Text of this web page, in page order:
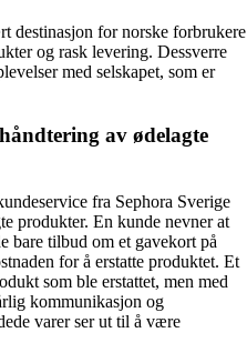
destinasjon for norske forbrukere
og rask levering. Dessverre
med selskapet, som er
av ødelagte
fra Sephora Sverige
produkter. En kunde nevner at
bare tilbud om et gavekort på
for å erstatte produktet. Et
som ble erstattet, men med
kommunikasjon og
varer ser ut til å være